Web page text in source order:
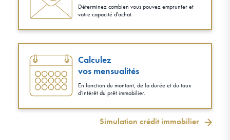
Déterminez combien vous pouvez emprunter et
votre capacité d'achat.
Calculez
vos mensualités
En fonction du montant, de la durée et du taux
d'intérêt du prêt immobilier.
Simulation crédit immobilier